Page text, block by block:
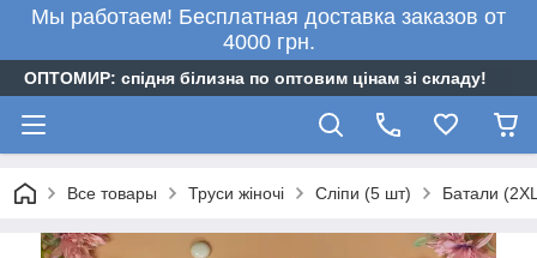
Мы работаем! Бесплатная доставка заказов от
4000 грн.
ОПТОМИР: спідня білизна по оптовим цінам зі складу!
Все товары Труси жіночі Сліпи (5 шт) Батали